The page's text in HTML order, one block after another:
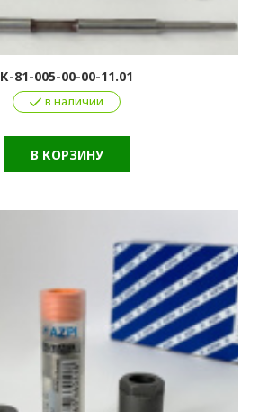
К-81-005-00-00-11.01
в наличии
В КОРЗИНУ